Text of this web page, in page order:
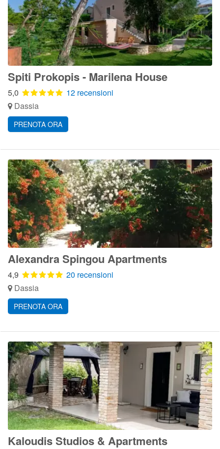
Spiti Prokopis - Marilena House
5,0
12 recensioni
Dassia
PRENOTA ORA
Alexandra Spingou Apartments
4,9
20 recensioni
Dassia
PRENOTA ORA
Kaloudis Studios & Apartments